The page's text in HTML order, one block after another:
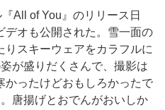
All of You』のリリース日
デオも公開された。雪一面の
りスキーウェアをカラフルに
が盛りだくさんで、撮影は
かったけどおもしろかったで
唐揚げとおでんがおいしか